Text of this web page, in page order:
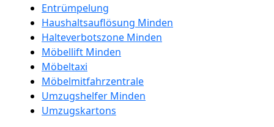
Entrümpelung
Haushaltsauflösung Minden
Halteverbotszone Minden
Möbellift Minden
Möbeltaxi
Möbelmitfahrzentrale
Umzugshelfer Minden
Umzugskartons